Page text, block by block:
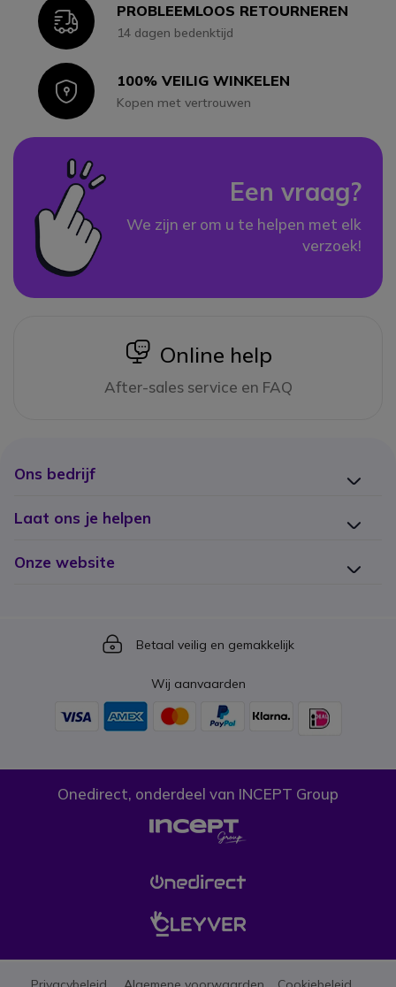
IconPROBLEEMLOOS RETOURNEREN
14 dagen bedenktijd
Icon100% VEILIG WINKELEN
Kopen met vertrouwen
Een vraag?
We zijn er om u te helpen met elk
verzoek!
icon
Online help
After-sales service en FAQ
Ons bedrijf
Laat ons je helpen
Onze website
Icon
Betaal veilig en gemakkelijk
Wij aanvaarden
Onedirect, onderdeel van INCEPT Group